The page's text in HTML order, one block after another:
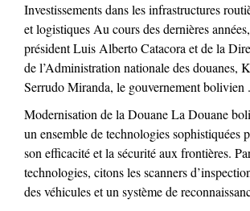
Investissements dans les infrastructures
et logistiques Au cours des dernières
président Luis Alberto Catacora et de la
de l’Administration nationale des douanes,
Serrudo Miranda, le gouvernement bolivien
Modernisation de la Douane La Douane
un ensemble de technologies sophistiquées
son efficacité et la sécurité aux frontières.
technologies, citons les scanners
des véhicules et un système de